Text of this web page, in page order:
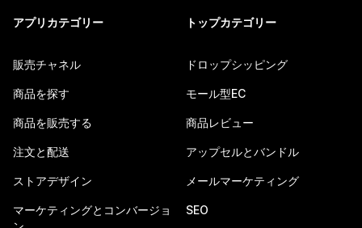
アプリカテゴリー
販売チャネル
商品を探す
商品を販売する
注文と配送
ストアデザイン
マーケティングとコンバージョ
トップカテゴリー
ドロップシッピング
モール型EC
商品レビュー
アップセルとバンドル
メールマーケティング
SEO